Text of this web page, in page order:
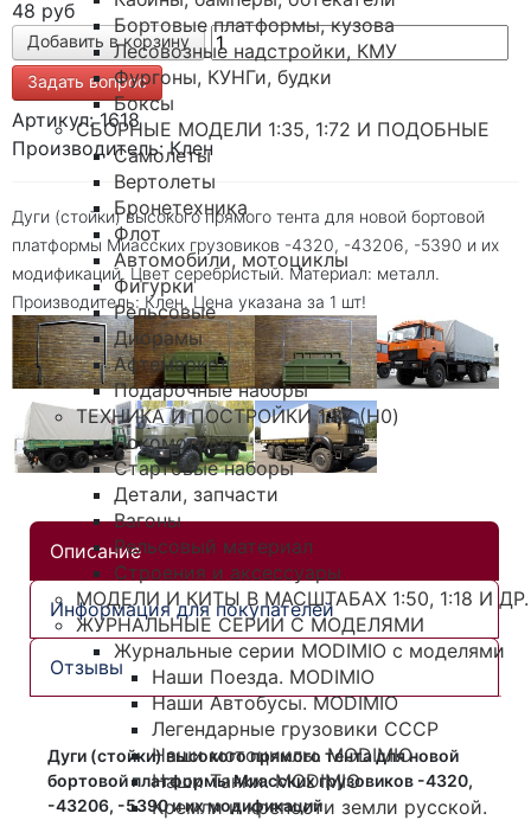
Бортовые платформы, кузова
Лесовозные надстройки, КМУ
Фургоны, КУНГи, будки
Боксы
СБОРНЫЕ МОДЕЛИ 1:35, 1:72 И ПОДОБНЫЕ
Самолеты
Вертолеты
Бронетехника
Флот
Автомобили, мотоциклы
Фигурки
Рельсовые
Диорамы
Афтемаркет
Подарочные наборы
ТЕХНИКА И ПОСТРОЙКИ 1:87 (H0)
Локомотивы
Стартовые наборы
Детали, запчасти
Вагоны
Рельсовый материал
Строения и аксессуары
МОДЕЛИ И КИТЫ В МАСШТАБАХ 1:50, 1:18 И ДР.
ЖУРНАЛЬНЫЕ СЕРИИ С МОДЕЛЯМИ
Журнальные серии MODIMIO с моделями
Наши Поезда. MODIMIO
Наши Автобусы. MODIMIO
Легендарные грузовики СССР
Наши мотоциклы. MODIMIO
Наши Танки. MODIMIO
Кремли и крепости земли русской.
48 руб
Задать вопрос
Артикул: 1618
Производитель: Клен
Дуги (стойки) высокого прямого тента для новой бортовой
платформы Миасских грузовиков -4320, -43206, -5390 и их
модификаций. Цвет серебристый. Материал: металл.
Производитель: Клен. Цена указана за 1 шт!
Описание
Информация для покупателей
Отзывы
Дуги (стойки) высокого прямого тента для новой
бортовой платформы Миасских грузовиков -4320,
-43206, -5390 и их модификаций